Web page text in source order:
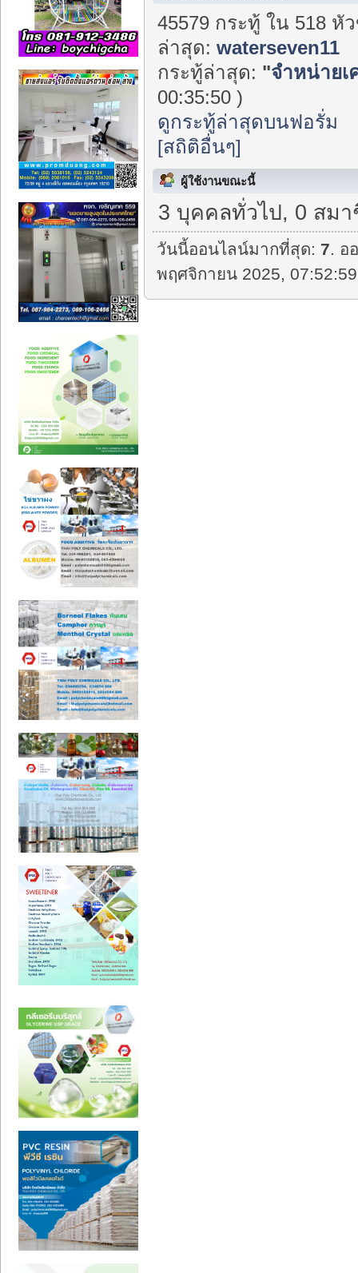
45579 กระทู้ ใน 518
ล่าสุด:waterseven11
กระทู้ล่าสุด: "จำหน่ายเ
00:35:50 )
ดูกระทู้ล่าสุดบนฟอรั่ม
[สถิติอื่นๆ]
ผู้ใช้งานขณะนี้
3 บุคคลทั่วไป, 0 สม
วันนี้ออนไลน์มากที่สุด: 7. อ
พฤศจิกายน 2025,